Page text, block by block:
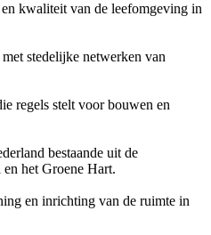
kwaliteit van de leefomgeving in
stedelijke netwerken van
regels stelt voor bouwen en
bestaande uit de
het Groene Hart.
en inrichting van de ruimte in